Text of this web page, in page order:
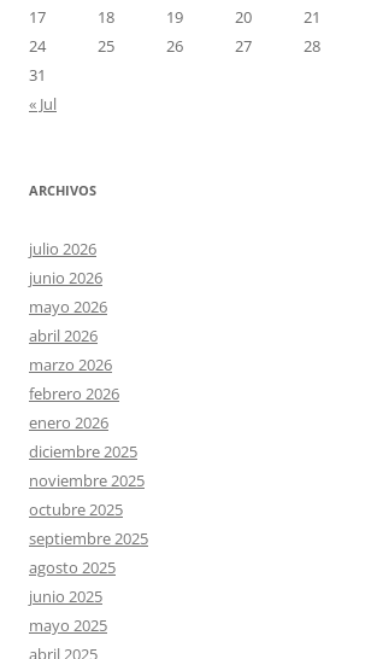
17
18 19 20 21
24
25 26 27 28
31
« Jul
ARCHIVOS
julio 2026
junio 2026
mayo 2026
abril 2026
marzo 2026
febrero 2026
enero 2026
diciembre 2025
noviembre 2025
octubre 2025
septiembre 2025
agosto 2025
junio 2025
mayo 2025
abril 2025